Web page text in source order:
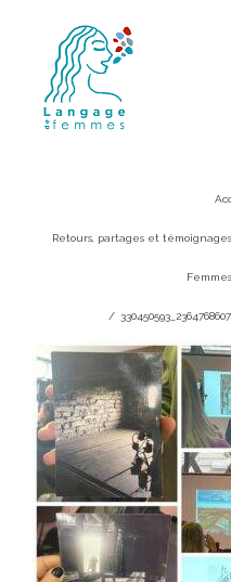
content
Retours, partages et
/